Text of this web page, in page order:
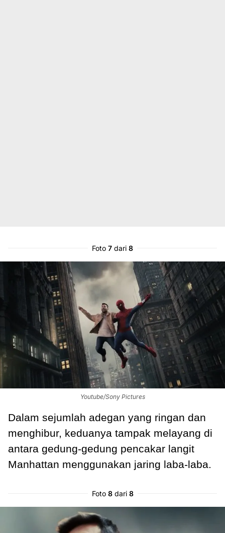
Foto 7 dari 8
Youtube/Sony Pictures
Dalam sejumlah adegan yang ringan dan
menghibur, keduanya tampak melayang di
antara gedung-gedung pencakar langit
Manhattan menggunakan jaring laba-laba.
Foto 8dari 8